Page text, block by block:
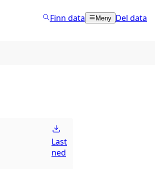
Finn data Meny Del data
Last
ned